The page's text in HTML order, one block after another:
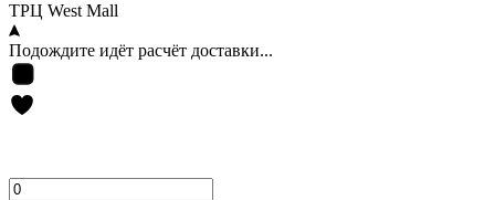
ТРЦ West Mall
Подождите идёт расчёт доставки...